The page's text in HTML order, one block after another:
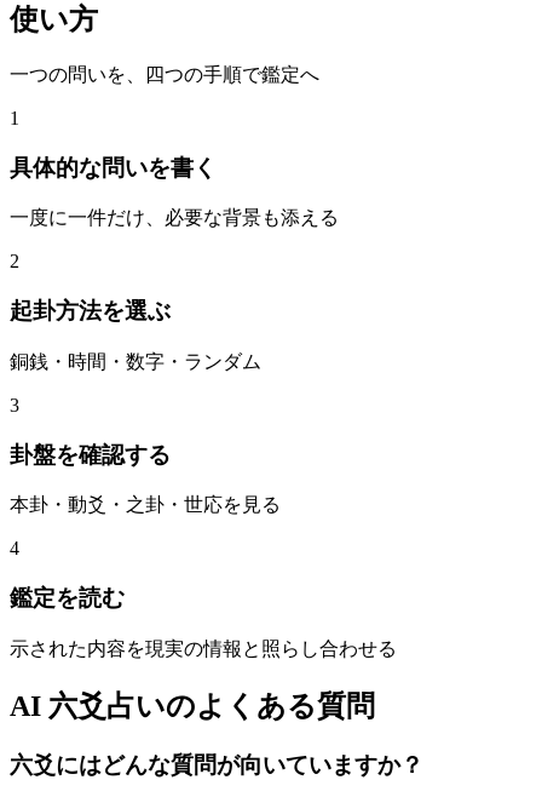
使い方
一つの問いを、四つの手順で鑑定へ
1
具体的な問いを書く
一度に一件だけ、必要な背景も添える
2
起卦方法を選ぶ
銅銭・時間・数字・ランダム
3
卦盤を確認する
本卦・動爻・之卦・世応を見る
4
鑑定を読む
示された内容を現実の情報と照らし合わせる
AI 六爻占いのよくある質問
六爻にはどんな質問が向いていますか？